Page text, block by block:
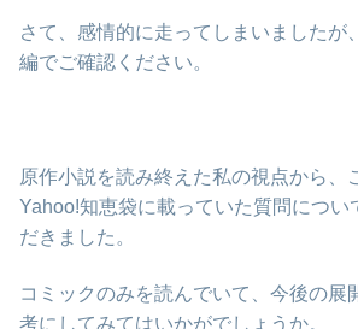
さて、感情的に走ってしまいましたが
編でご確認ください。
原作小説を読み終えた私の視点から、
Yahoo!知恵袋に載っていた質問につい
だきました。
コミックのみを読んでいて、今後の展
考にしてみてはいかがでしょうか。